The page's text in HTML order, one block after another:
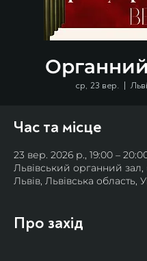
ср, 23 вер.
  |
Час та місце
23 вер. 2026 р., 19:00 –
Львівський органний
Львів, Львівська область,
Про захід